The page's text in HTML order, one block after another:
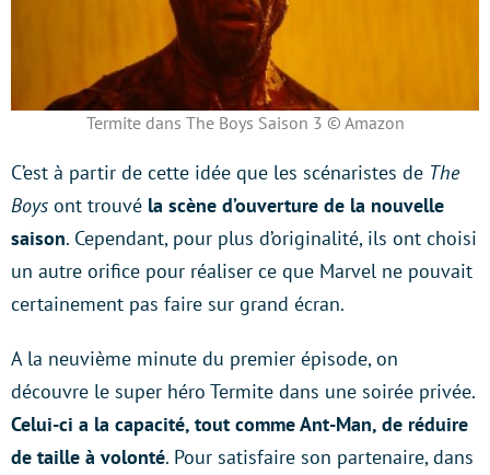
Termite dans The Boys Saison 3 © Amazon
C’est à partir de cette idée que les scénaristes de The
Boys ont trouvé la scène d’ouverture de la nouvelle
saison. Cependant, pour plus d’originalité, ils ont choisi
un autre orifice pour réaliser ce que Marvel ne pouvait
certainement pas faire sur grand écran.
A la neuvième minute du premier épisode, on
découvre le super héro Termite dans une soirée privée.
Celui-ci a la capacité, tout comme Ant-Man, de réduire
de taille à volonté. Pour satisfaire son partenaire, dans